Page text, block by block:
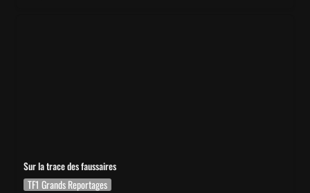
Sur la trace des faussaires
TF1 Grands Reportages